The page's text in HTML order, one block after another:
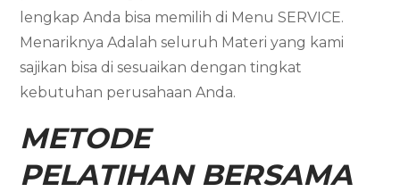
lengkap Anda bisa memilih di Menu SERVICE.
Menariknya Adalah seluruh Materi yang kami
sajikan bisa di sesuaikan dengan tingkat
kebutuhan perusahaan Anda.
METODE
PELATIHAN BERSAMA